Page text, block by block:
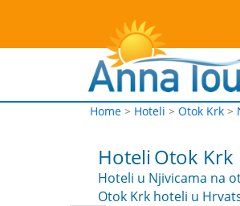
Home > Hoteli > Otok Krk >
HoteliOtok Krk
Hoteli u Njivicama na
Otok Krk hoteli u